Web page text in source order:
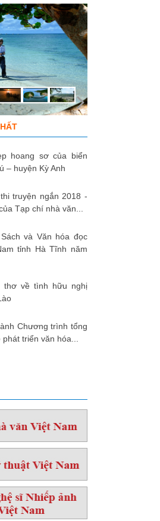
ĐỒNG ĐỘI ƠI, CÁC ANH ĐÃ
TRỞ VỀ!
hoang sơ của biển
– huyện Kỳ Anh
truyện ngắn 2018 -
Tạp chí nhà văn...
và Văn hóa đọc
tỉnh Hà Tĩnh năm
thơ về tình hữu nghị
Chương trình tổng
triển văn hóa...